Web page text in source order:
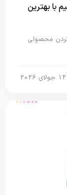
با بهترین
کردن محصولی